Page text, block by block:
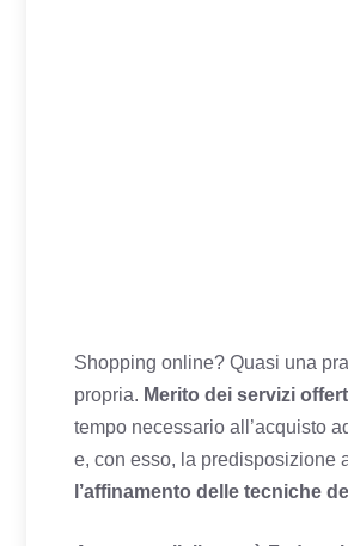
Shopping online? Quasi una
propria. Merito dei servizi
tempo necessario all’acquisto
e, con esso, la predisposizione
l’affinamento delle tecniche